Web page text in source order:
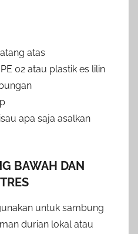
atas
02 atau plastik es lilin
apa saja asalkan
BAWAH DAN
untuk sambung
durian lokal atau